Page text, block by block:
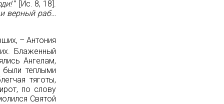
” [Ис. 8, 18].
верный раб…
– Антония
Блаженный
Ангелам,
теплыми
тяготы,
по слову
Святой